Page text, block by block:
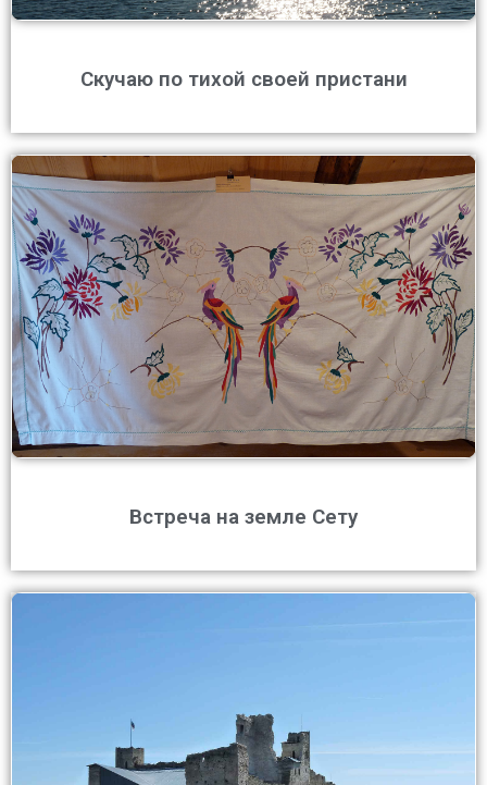
Скучаю по тихой своей пристани
Встреча на земле Сету